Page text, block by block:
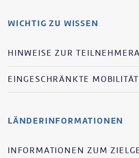
WICHTIG ZU WISSEN
HINWEISE ZUR
EINGESCHRÄNKTE MOBILITÄT
LÄNDERINFORMATIONEN
INFORMATIONEN ZUM